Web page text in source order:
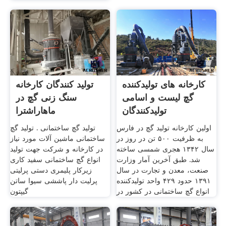
تولید کنندگان کارخانه
سنگ زنی گچ در
ماهاراشترا
تولید گچ ساختمانی . تولید گچ
ساختمانی ماشین آلات مورد نیاز
در کارخانه و شرکت جهت تولید
انواع گچ ساختمانی سفید کاری
زیرکار پلیمری دستی پرلیتی
پرلیت دار پاششی سیوا ساتن
گیپتون
کارخانه های تولیدکننده
گچ لیست و اسامی
تولیدکنندگان
اولین کارخانه تولید گچ در فارس
به ظرفیت ۵۰۰ تن در روز در
سال ۱۳۴۲ هجری شمسی ساخته
شد. طبق آخرین آمار وزارت
صنعت، معدن و تجارت در سال
۱۳۹۱ حدود ۴۲۹ واحد تولیدکننده
انواع گچ ساختمانی در کشور در